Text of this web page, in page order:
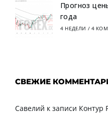
Прогноз
года
4 НЕДЕЛИ / 4
СВЕЖИЕ
Савелий к записи Контур